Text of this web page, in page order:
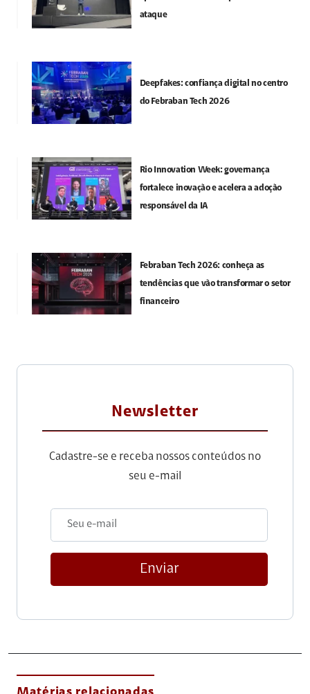
ataque
Deepfakes: confiança digital no centro
do Febraban Tech 2026
Rio Innovation Week: governança
fortalece inovação e acelera a adoção
responsável da IA
Febraban Tech 2026: conheça as
tendências que vão transformar o setor
financeiro
Newsletter
Cadastre-se e receba nossos conteúdos no
seu e-mail
Enviar